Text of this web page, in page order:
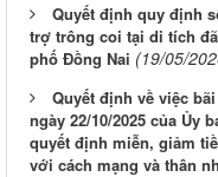
Quyết định quy định
trợ trông coi tại di tích
phố Đồng Nai (19/05/
Quyết định về việc
ngày 22/10/2025 của Ủy
quyết định miễn, giảm
với cách mạng và thân